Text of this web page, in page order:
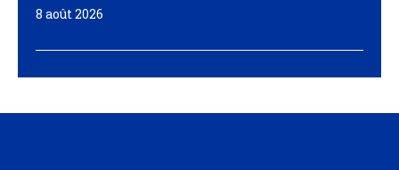
8 août 2026